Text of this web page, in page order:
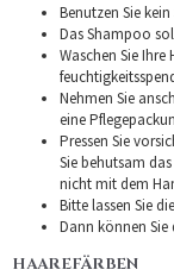
Benutzen Sie
Das Shampoo
Waschen Sie
Nehmen Sie
eine
Pressen Sie
Sie behutsam
nicht mit dem
Bitte lassen Sie
Dann können Sie
HAAREFÄRBEN